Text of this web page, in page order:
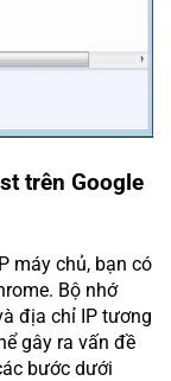
trên Google
máy chủ, bạn có
Bộ nhớ
địa chỉ IP tương
gây ra vấn đề
bước dưới